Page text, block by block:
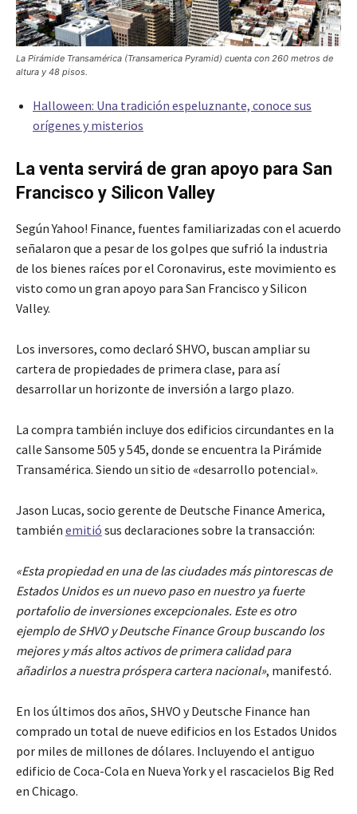
La Pirámide Transamérica (Transamerica Pyramid) cuenta con 260 metros de
altura y 48 pisos.
Halloween: Una tradición espeluznante, conoce sus
orígenes y misterios
La venta servirá de gran apoyo para San
Francisco y Silicon Valley
Según Yahoo! Finance, fuentes familiarizadas con el acuerdo
señalaron que a pesar de los golpes que sufrió la industria
de los bienes raíces por el Coronavirus, este movimiento es
visto como un gran apoyo para San Francisco y Silicon
Valley.
Los inversores, como declaró SHVO, buscan ampliar su
cartera de propiedades de primera clase, para así
desarrollar un horizonte de inversión a largo plazo.
La compra también incluye dos edificios circundantes en la
calle Sansome 505 y 545, donde se encuentra la Pirámide
Transamérica. Siendo un sitio de «desarrollo potencial».
Jason Lucas, socio gerente de Deutsche Finance America,
también emitió sus declaraciones sobre la transacción:
«Esta propiedad en una de las ciudades más pintorescas de
Estados Unidos es un nuevo paso en nuestro ya fuerte
portafolio de inversiones excepcionales. Este es otro
ejemplo de SHVO y Deutsche Finance Group buscando los
mejores y más altos activos de primera calidad para
añadirlos a nuestra próspera cartera nacional», manifestó.
En los últimos dos años, SHVO y Deutsche Finance han
comprado un total de nueve edificios en los Estados Unidos
por miles de millones de dólares. Incluyendo el antiguo
edificio de Coca-Cola en Nueva York y el rascacielos Big Red
en Chicago.